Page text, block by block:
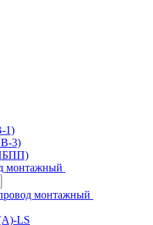
1)
3)
монтажный
монтажный
LS